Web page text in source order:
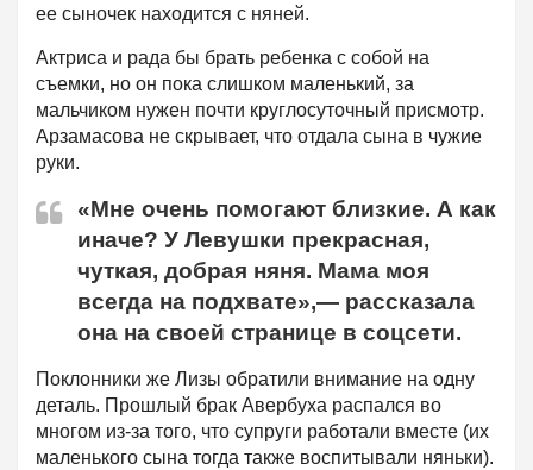
ее сыночек находится с няней.
Актриса и рада бы брать ребенка с собой на
съемки, но он пока слишком маленький, за
мальчиком нужен почти круглосуточный присмотр.
Арзамасова не скрывает, что отдала сына в чужие
руки.
«Мне очень помогают близкие. А как
иначе? У Левушки прекрасная,
чуткая, добрая няня. Мама моя
всегда на подхвате»,— рассказала
она на своей странице в соцсети.
Поклонники же Лизы обратили внимание на одну
деталь. Прошлый брак Авербуха распался во
многом из-за того, что супруги работали вместе (их
маленького сына тогда также воспитывали няньки).